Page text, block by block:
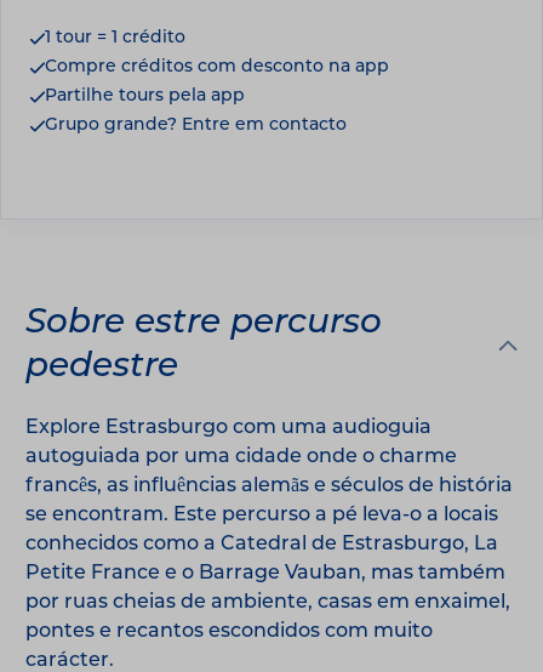
1 tour = 1 crédito
Compre créditos com desconto na app
Partilhe tours pela app
Grupo grande? Entre em contacto
Sobre estre percurso
pedestre
Explore Estrasburgo com uma audioguia
autoguiada por uma cidade onde o charme
francês, as influências alemãs e séculos de história
se encontram. Este percurso a pé leva-o a locais
conhecidos como a Catedral de Estrasburgo, La
Petite France e o Barrage Vauban, mas também
por ruas cheias de ambiente, casas em enxaimel,
pontes e recantos escondidos com muito
carácter.